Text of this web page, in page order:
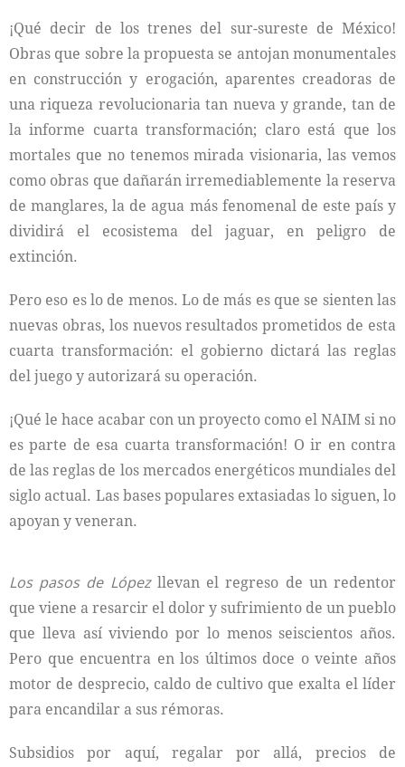
¡Qué decir de los trenes del sur-sureste de México!
Obras que sobre la propuesta se antojan monumentales
en construcción y erogación, aparentes creadoras de
una riqueza revolucionaria tan nueva y grande, tan de
la informe cuarta transformación; claro está que los
mortales que no tenemos mirada visionaria, las vemos
como obras que dañarán irremediablemente la reserva
de manglares, la de agua más fenomenal de este país y
dividirá el ecosistema del jaguar, en peligro de
extinción.
Pero eso es lo de menos. Lo de más es que se sienten las
nuevas obras, los nuevos resultados prometidos de esta
cuarta transformación: el gobierno dictará las reglas
del juego y autorizará su operación.
¡Qué le hace acabar con un proyecto como el NAIM si no
es parte de esa cuarta transformación! O ir en contra
de las reglas de los mercados energéticos mundiales del
siglo actual. Las bases populares extasiadas lo siguen, lo
apoyan y veneran.
Los pasos de Lópezllevan el regreso de un redentor
que viene a resarcir el dolor y sufrimiento de un pueblo
que lleva así viviendo por lo menos seiscientos años.
Pero que encuentra en los últimos doce o veinte años
motor de desprecio, caldo de cultivo que exalta el líder
para encandilar a sus rémoras.
Subsidios por aquí, regalar por allá, precios de